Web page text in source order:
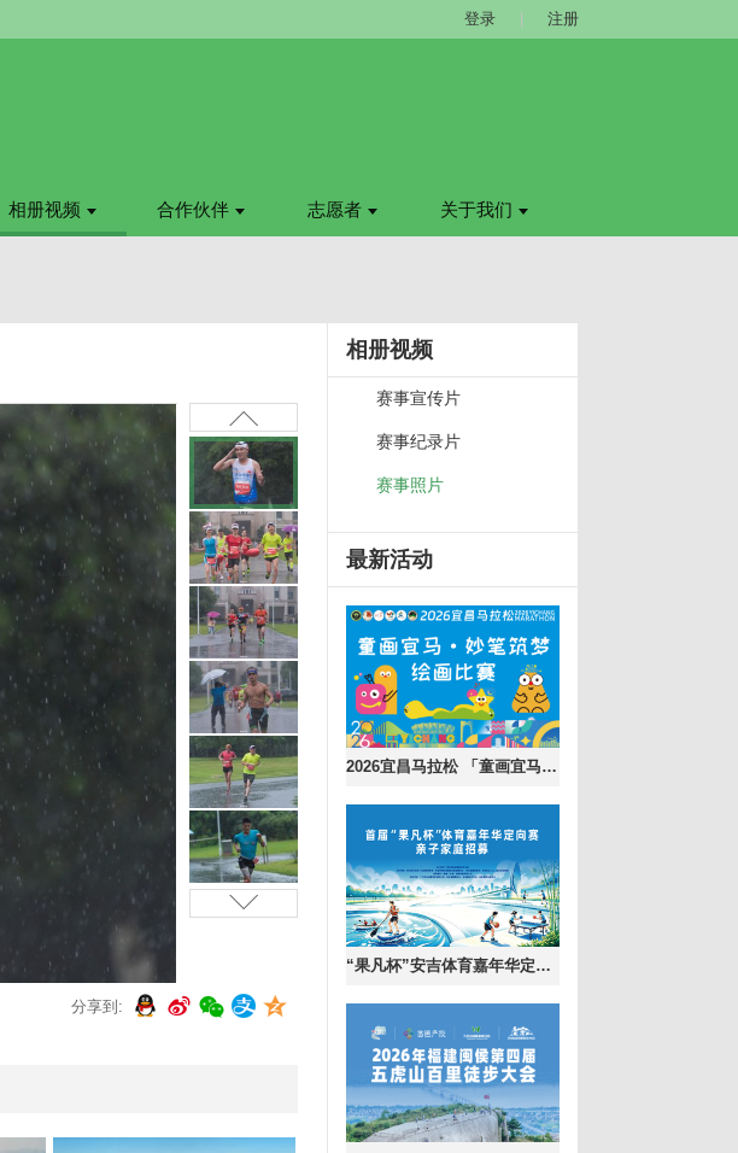
登录 注册
相册视频 合作伙伴 志愿者 关于我们
相册视频
赛事宣传片
赛事纪录片
赛事照片
最新活动
2026宜昌马拉松 「童画宜马・妙笔筑梦」
“果凡杯”安吉体育嘉年华定向赛
分享到: